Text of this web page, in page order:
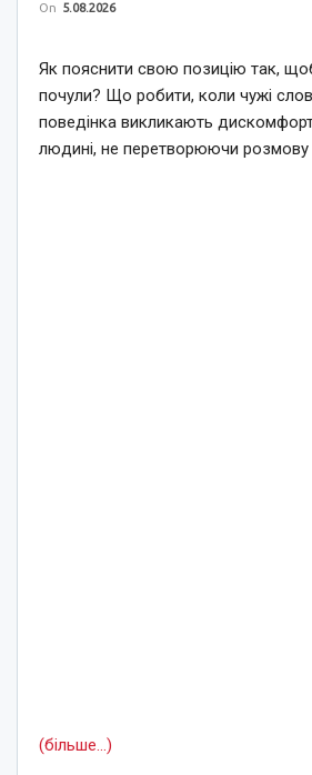
On 5.08.2026
Як пояснити свою позицію так,
почули? Що робити, коли чужі
поведінка викликають
людині, не перетворюючи розмову
(більше…)